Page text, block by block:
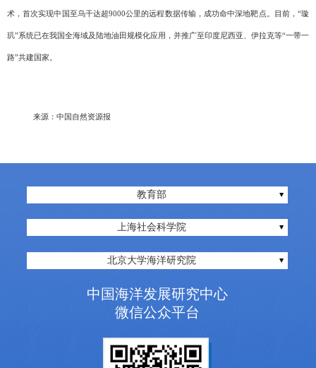
术，首次实现中国至乌干达超9000公里的远程数据传输，成功命中深地靶点。目前，“璇
玑”系统已在我国全海域及陆地油田规模化应用，并推广至印度尼西亚、伊拉克等“一带一
路”共建国家。
来源：中国自然资源报
教育部
上海社会科学院
北京大学海洋研究院
中国海洋发展研究中心
微信公众平台